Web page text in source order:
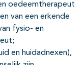
oedeemtherapeut
van een erkende
fysio- en
en huidadnexen),